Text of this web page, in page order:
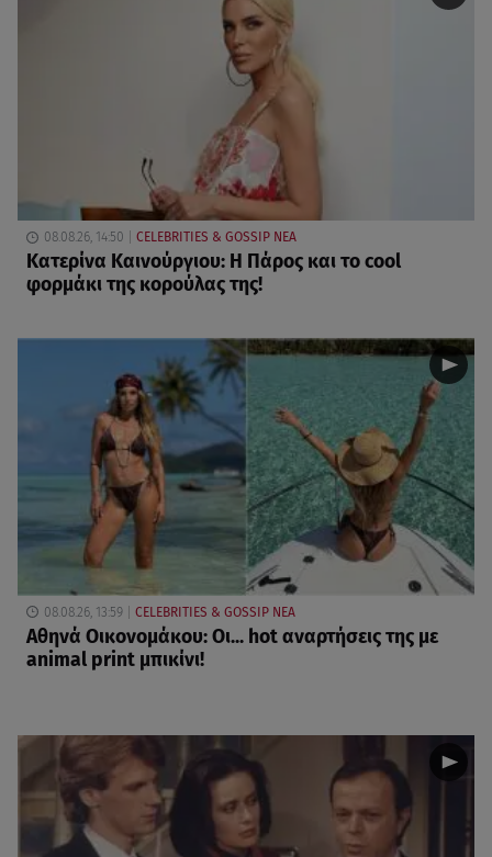
08.08.26, 14:50 CELEBRITIES & GOSSIP ΝΕΑ
Κατερίνα Καινούργιου: Η Πάρος και το cool
φορμάκι της κορούλας της!
08.08.26, 13:59 CELEBRITIES & GOSSIP ΝΕΑ
Αθηνά Οικονομάκου: Οι... hot αναρτήσεις της με
animal print μπικίνι!